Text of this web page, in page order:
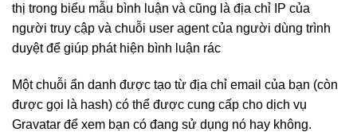
thị trong biểu mẫu bình luận và cũng là địa chỉ IP của
người truy cập và chuỗi user agent của người dùng trình
duyệt để giúp phát hiện bình luận rác
Một chuỗi ẩn danh được tạo từ địa chỉ email của bạn (còn
được gọi là hash) có thể được cung cấp cho dịch vụ
Gravatar để xem bạn có đang sử dụng nó hay không.